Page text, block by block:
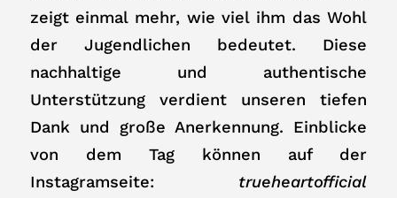
zeigt einmal mehr, wie viel ihm das Wohl
der Jugendlichen bedeutet. Diese
nachhaltige und authentische
Unterstützung verdient unseren tiefen
Dank und große Anerkennung. Einblicke
von dem Tag können auf der
Instagramseite: trueheartofficial